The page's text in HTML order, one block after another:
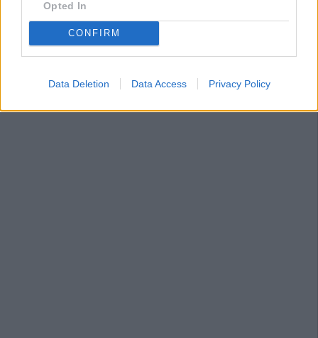
Opted In
CONFIRM
Data Deletion Data Access Privacy Policy